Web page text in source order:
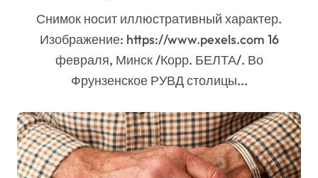
Снимок носит иллюстративный характер.
Изображение: https://www.pexels.com 16
февраля, Минск /Корр. БЕЛТА/. Во
Фрунзенское РУВД столицы...